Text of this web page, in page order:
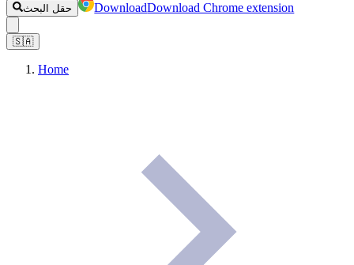
حقل البحث DownloadDownload Chrome extension
🇸🇦
Home